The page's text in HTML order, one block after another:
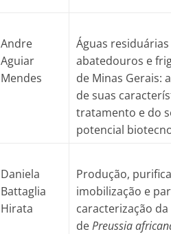
Andre
Aguiar
Mendes
Águas
abatedouros e
de Minas Gerais:
de suas
tratamento e do
potencial
Daniela
Battaglia
Hirata
Produção,
imobilização e
caracterização
dePreussia